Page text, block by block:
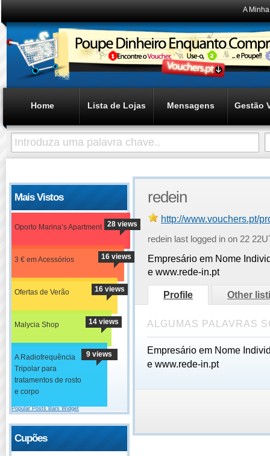
A
Home Lista de Lojas Mensagens Gestão
Mais Vistos
Oporto Marina’s Apartment 28 views
3 € em Acessórios 16 views
Ofertas de Verão 16 views
Malycia Shop 14 views
A Radiofrequência
Tripolar para
tratamentos de rosto
e corpo
9 views
Popular Posts Bars Widget
Cupões
redein
http://www.vouchers.pt/
redein last logged in on 22
Empresário em Nome
e www.rede-in.pt
Profile Other
ALGUMAS PALAVRAS
Empresário em Nome
e www.rede-in.pt